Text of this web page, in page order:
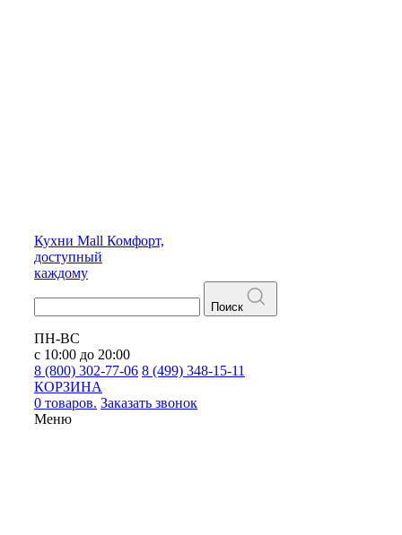
Кухни Mall Комфорт,
доступный
каждому
Поиск
ПН-ВС
с 10:00 до 20:00
8 (800) 302-77-06 8 (499) 348-15-11
КОРЗИНА
0 товаров. Заказать звонок
Меню